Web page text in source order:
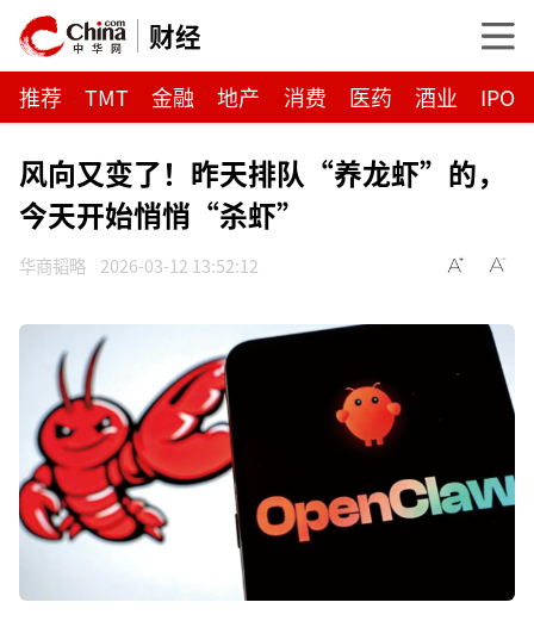
财经
推荐 TMT 金融 地产 消费 医药 酒业 IPO
风向又变了！昨天排队“养龙虾”的，
今天开始悄悄“杀虾”
华商韬略 2026-03-12 13:52:12